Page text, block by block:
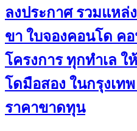
ลงประกาศ รวมแหล่
ขา ใบจองคอนโด ค
โครงการ ทุกทำเล
โดมือสอง ในกรุงเท
ราคาขาดทุน